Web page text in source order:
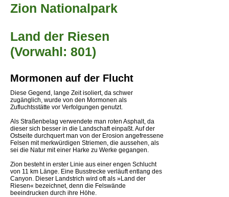
Zion Nationalpark
Land der Riesen
(Vorwahl: 801)
Mormonen auf der Flucht
Diese Gegend, lange Zeit isoliert, da schwer
zugänglich, wurde von den Mormonen als
Zufluchtsstätte vor Verfolgungen genutzt.
Als Straßenbelag verwendete man roten Asphalt, da
dieser sich besser in die Landschaft einpaßt. Auf der
Ostseite durchquert man von der Erosion angefressene
Felsen mit merkwürdigen Striemen, die aussehen, als
sei die Natur mit einer Harke zu Werke gegangen.
Zion besteht in erster Linie aus einer engen Schlucht
von 11 km Länge. Eine Busstrecke verläuft entlang des
Canyon. Dieser Landstrich wird oft als »Land der
Riesen« bezeichnet, denn die Felswände
beeindrucken durch ihre Höhe.